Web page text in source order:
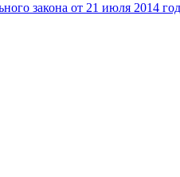
закона от 21 июля 2014